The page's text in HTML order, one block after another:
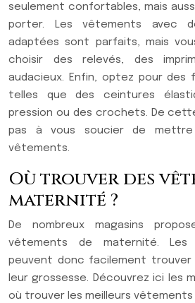
seulement confortables, mais
porter. Les vêtements avec
adaptées sont parfaits, mais
choisir des relevés, des
audacieux. Enfin, optez pour des
telles que des ceintures
pression ou des crochets. De
pas à vous soucier de
vêtements.
Où trouver des
maternité ?
De nombreux magasins
vêtements de maternité. Les
peuvent donc facilement
leur grossesse. Découvrez ici les
où trouver les meilleurs vêtements